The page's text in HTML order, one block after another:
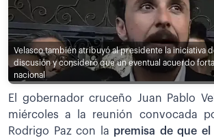
Velasco también atribuyó al presidente la iniciativa
discusión y consideró que un eventual acuerdo
nacional
El gobernador cruceño Juan Pablo
miércoles a la reunión convocada
Rodrigo Paz con la premisa de que el